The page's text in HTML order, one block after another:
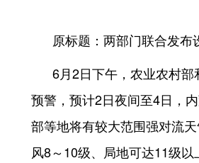
原标题：两部门联合发
6月2日下午，农业农村
预警，预计2日夜间至4日，
部等地将有较大范围强对流
风8～10级、局地可达11级以